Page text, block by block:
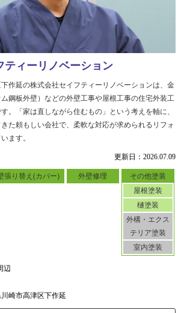
更新日：2026.07.09
張り替え(カバー) 外壁修理
その他塗装
屋根塗装
樋塗装
外構・エクス
テリア塗装
室内塗装
辺
崎市高津区下作延
ティーリノベーション
作延の株式会社セイフティーリノベーションは、金
鋼板外壁）などの外壁工事や屋根工事の住宅外装工
。「家は直しながら住むもの」という考えを軸に、
た頼もしい会社で、柔軟な対応が求められるリフォ
ます。